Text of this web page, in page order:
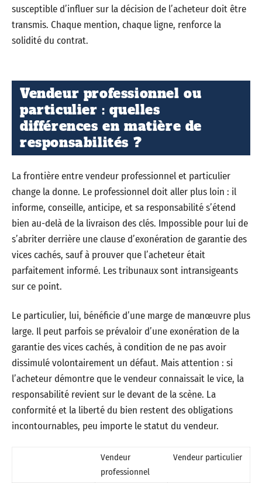
susceptible d’influer sur la décision de l’acheteur doit être
transmis. Chaque mention, chaque ligne, renforce la
solidité du contrat.
Vendeur professionnel ou
particulier : quelles
différences en matière de
responsabilités ?
La frontière entre vendeur professionnel et particulier
change la donne. Le professionnel doit aller plus loin : il
informe, conseille, anticipe, et sa responsabilité s’étend
bien au-delà de la livraison des clés. Impossible pour lui de
s’abriter derrière une clause d’exonération de garantie des
vices cachés, sauf à prouver que l’acheteur était
parfaitement informé. Les tribunaux sont intransigeants
sur ce point.
Le particulier, lui, bénéficie d’une marge de manœuvre plus
large. Il peut parfois se prévaloir d’une exonération de la
garantie des vices cachés, à condition de ne pas avoir
dissimulé volontairement un défaut. Mais attention : si
l’acheteur démontre que le vendeur connaissait le vice, la
responsabilité revient sur le devant de la scène. La
conformité et la liberté du bien restent des obligations
incontournables, peu importe le statut du vendeur.
Vendeur
professionnel
Vendeur particulier